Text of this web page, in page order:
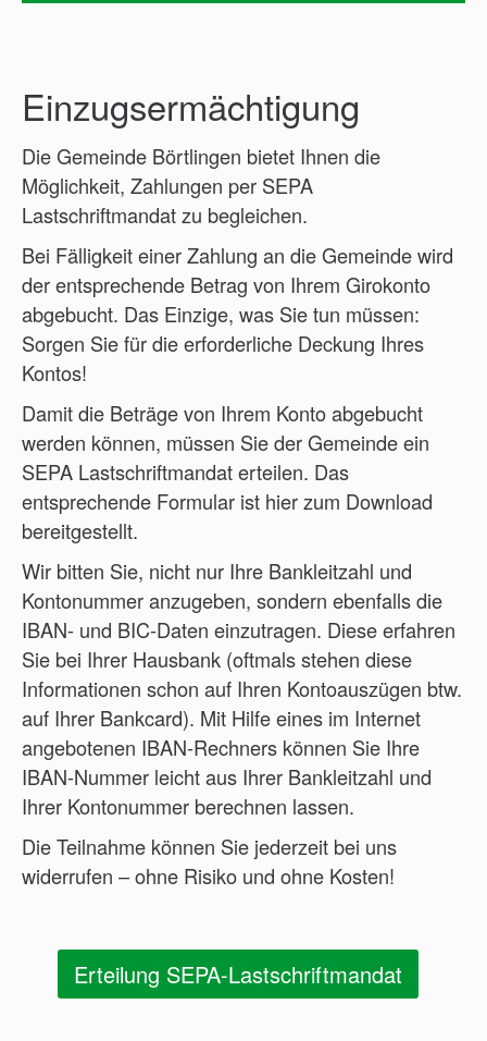
Einzugsermächtigung
Die Gemeinde Börtlingen bietet Ihnen die
Möglichkeit, Zahlungen per SEPA
Lastschriftmandat zu begleichen.
Bei Fälligkeit einer Zahlung an die Gemeinde wird
der entsprechende Betrag von Ihrem Girokonto
abgebucht. Das Einzige, was Sie tun müssen:
Sorgen Sie für die erforderliche Deckung Ihres
Kontos!
Damit die Beträge von Ihrem Konto abgebucht
werden können, müssen Sie der Gemeinde ein
SEPA Lastschriftmandat erteilen. Das
entsprechende Formular ist hier zum Download
bereitgestellt.
Wir bitten Sie, nicht nur Ihre Bankleitzahl und
Kontonummer anzugeben, sondern ebenfalls die
IBAN- und BIC-Daten einzutragen. Diese erfahren
Sie bei Ihrer Hausbank (oftmals stehen diese
Informationen schon auf Ihren Kontoauszügen btw.
auf Ihrer Bankcard). Mit Hilfe eines im Internet
angebotenen IBAN-Rechners können Sie Ihre
IBAN-Nummer leicht aus Ihrer Bankleitzahl und
Ihrer Kontonummer berechnen lassen.
Die Teilnahme können Sie jederzeit bei uns
widerrufen – ohne Risiko und ohne Kosten!
Erteilung SEPA-Lastschriftmandat